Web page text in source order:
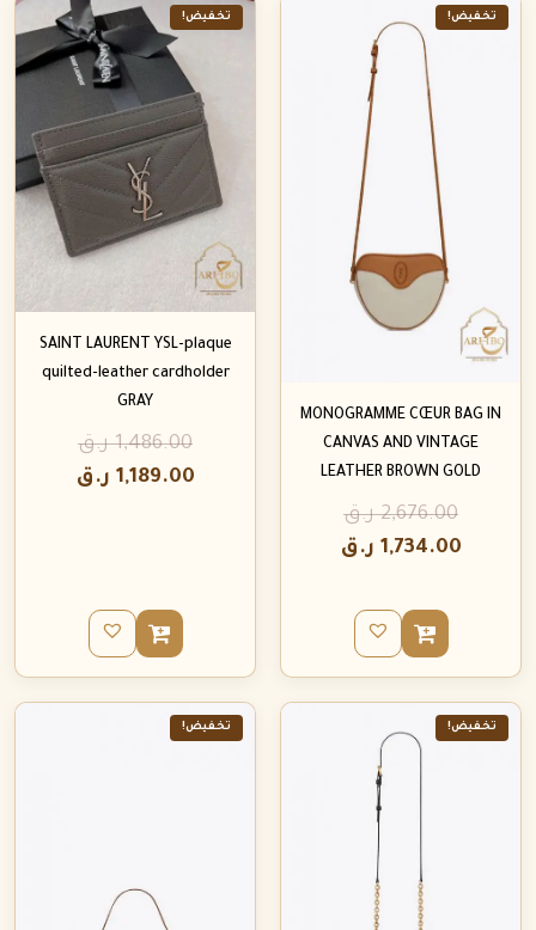
تخفيض!
MONOGRAMME CŒUR BAG IN
CANVAS AND VINTAGE
LEATHER BROWN GOLD
2,676.00 ر.ق
1,734.00 ر.ق
تخفيض!
SAINT LAURENT YSL-plaque
quilted-leather cardholder
GRAY
1,486.00 ر.ق
1,189.00 ر.ق
تخفيض! تخفيض!